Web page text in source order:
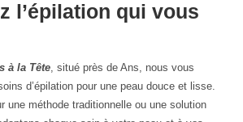
l’épilation qui vous
à la Tête , situé près de Ans, nous vous
d’épilation pour une peau douce et lisse.
une méthode traditionnelle ou une solution